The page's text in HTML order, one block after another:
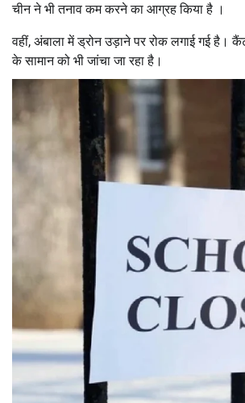
चीन ने भी तनाव कम करने का आग्रह किया है ।
वहीं, अंबाला में ड्रोन उड़ाने पर रोक लगाई गई है।
के सामान को भी जांचा जा रहा है।